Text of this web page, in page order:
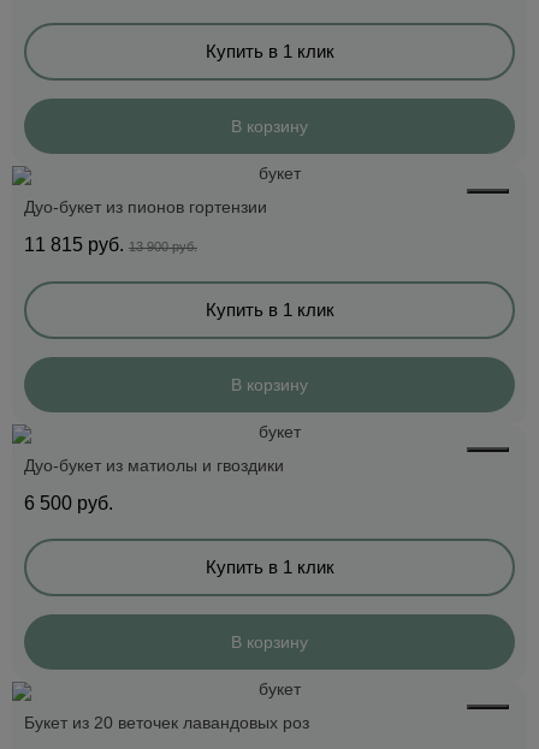
Купить в 1 клик
В корзину
Дуо-букет из пионов гортензии
11 815 руб. 13 900 руб.
Купить в 1 клик
В корзину
Дуо-букет из матиолы и гвоздики
6 500 руб.
Купить в 1 клик
В корзину
Букет из 20 веточек лавандовых роз